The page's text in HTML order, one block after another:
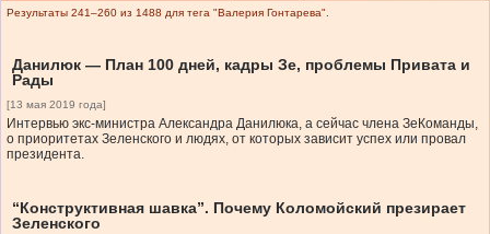
Результаты 241–260 из 1488 для тега "Валерия Гонтарева".
Данилюк — План 100 дней, кадры Зе, проблемы Привата и
Рады
[13 мая 2019 года]
Интервью экс-министра Александра Данилюка, а сейчас члена ЗеКоманды,
о приоритетах Зеленского и людях, от которых зависит успех или провал
президента.
“Конструктивная шавка”. Почему Коломойский презирает
Зеленского